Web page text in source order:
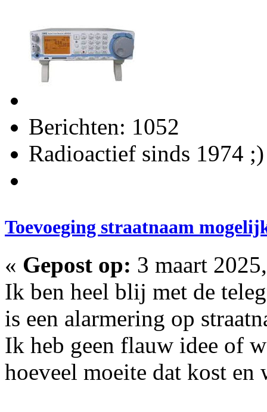
Berichten: 1052
Radioactief sinds 1974 ;)
Toevoeging straatnaam
« Gepost op: 3 maart
Ik ben heel blij met de
is een alarmering op
Ik heb geen flauw idee of
hoeveel moeite dat kost en